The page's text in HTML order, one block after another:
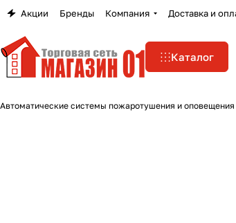
Акции Бренды Компания Доставка и
Каталог
Автоматические системы пожаротушения и оповещения